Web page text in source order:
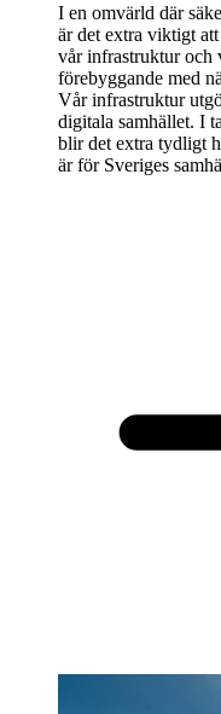
I en omvärld där
är det extra viktigt
vår infrastruktur och
förebyggande med
Vår infrastruktur
digitala samhället. I
blir det extra tydligt
är för Sveriges